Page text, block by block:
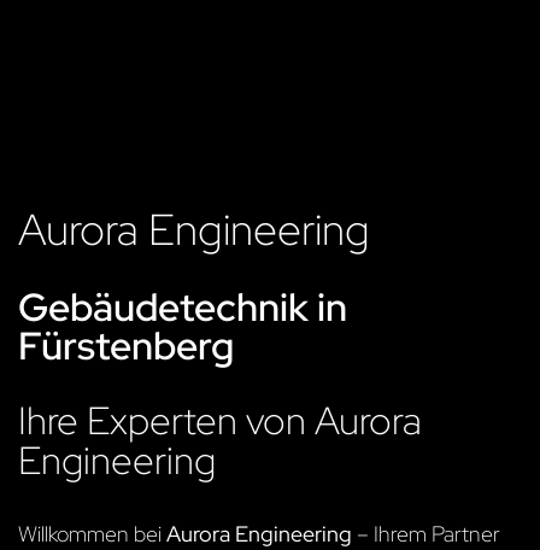
Aurora Engineering
Gebäudetechnik in
Fürstenberg
Ihre Experten von Aurora
Engineering
Willkommen beiAurora Engineering – Ihrem Partner